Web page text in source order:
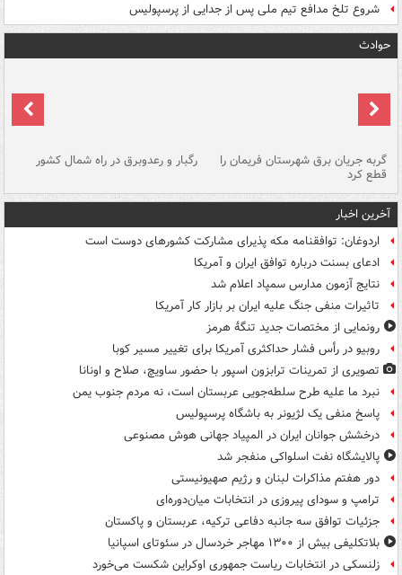
شروع تلخ مدافع تیم ملی پس از جدایی از پرسپولیس
حوادث
گربه جریان برق شهرستان فریمان را
قطع کرد
رگبار و رعدوبرق در راه شمال کشور
آخرین اخبار
اردوغان: توافقنامه مکه پذیرای مشارکت کشورهای دوست است
ادعای بسنت درباره توافق ایران و آمریکا
نتایج آزمون مدارس سمپاد اعلام شد
تاثیرات منفی جنگ علیه ایران بر بازار کار آمریکا
رونمایی از مختصات جدید تنگۀ هرمز
روبیو در رأس فشار حداکثری آمریکا برای تغییر مسیر کوبا
تصویری از تمرینات ترابزون اسپور با حضور ساویچ، صلاح و اونانا
نبرد ما علیه طرح سلطه‌جویی عربستان است، نه مردم جنوب یمن
پاسخ منفی یک لژیونر به باشگاه پرسپولیس
درخشش جوانان ایران در المپیاد جهانی هوش مصنوعی
پالایشگاه نفت اسلواکی منفجر شد
دور هفتم مذاکرات لبنان و رژیم صهیونیستی
ترامپ و سودای پیروزی در انتخابات میان‌دوره‌ای
جزئیات توافق سه جانبه دفاعی ترکیه، عربستان و پاکستان
بلاتکلیفی بیش از ۱۳۰۰ مهاجر خردسال در سئوتای اسپانیا
زلنسکی در انتخابات ریاست جمهوری اوکراین شکست می‌خورد